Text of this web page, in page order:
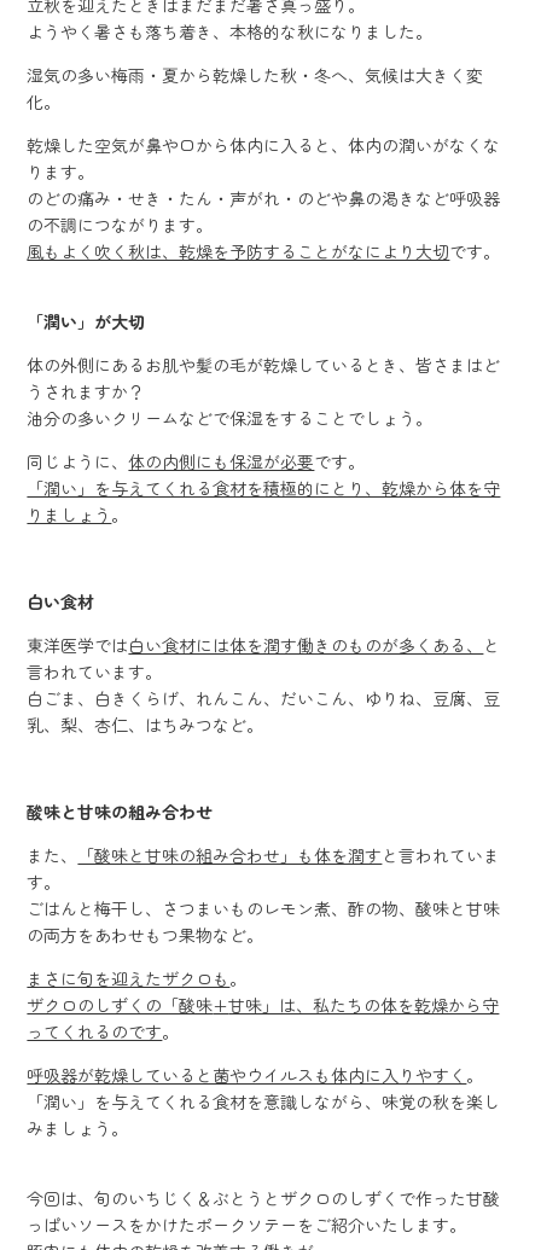
立秋を迎えたときはまだまだ暑さ真っ盛り。
ようやく暑さも落ち着き、本格的な秋になりました。
湿気の多い梅雨・夏から乾燥した秋・冬へ、気候は大きく変
化。
乾燥した空気が鼻や口から体内に入ると、体内の潤いがなくな
ります。
のどの痛み・せき・たん・声がれ・のどや鼻の渇きなど呼吸器
の不調につながります。
風もよく吹く秋は、乾燥を予防することがなにより大切です。
「潤い」が大切
体の外側にあるお肌や髪の毛が乾燥しているとき、皆さまはど
うされますか？
油分の多いクリームなどで保湿をすることでしょう。
同じように、体の内側にも保湿が必要です。
「潤い」を与えてくれる食材を積極的にとり、乾燥から体を守
りましょう 。
白い食材
東洋医学では白い食材には体を潤す働きのものが多くある、
と
言われています。
白ごま、白きくらげ、れんこん、だいこん、ゆりね、豆腐、豆
乳、梨、杏仁、はちみつなど。
酸味と甘味の組み合わせ
また、
「酸味と甘味の組み合わせ」も体を潤す と言われていま
す。
ごはんと梅干し、さつまいものレモン煮、酢の物、酸味と甘味
の両方をあわせもつ果物など。
まさに旬を迎えたザクロも 。
ザクロのしずくの「酸味+甘味」は、私たちの体を乾燥から守
ってくれるのです。
呼吸器が乾燥していると菌やウイルスも体内に入りやすく 。
「潤い」を与えてくれる食材を意識しながら、味覚の秋を楽し
みましょう。
今回は、旬のいちじく＆ぶとうとザクロのしずくで作った甘酸
っぱいソースをかけたポークソテーをご紹介いたします。